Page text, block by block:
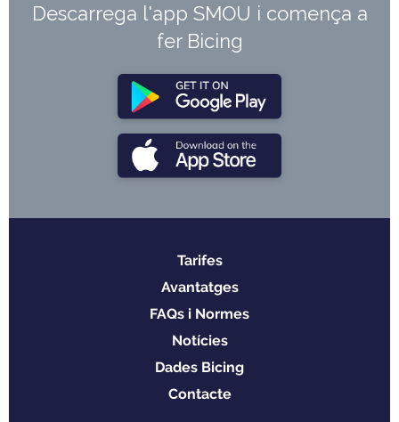
Descarrega l'app SMOU i comença a
fer Bicing
Tarifes
Avantatges
FAQs i Normes
Notícies
Dades Bicing
Contacte